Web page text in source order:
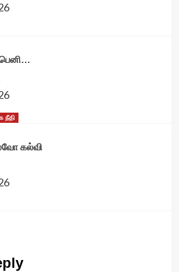
நீதி
கல்வி